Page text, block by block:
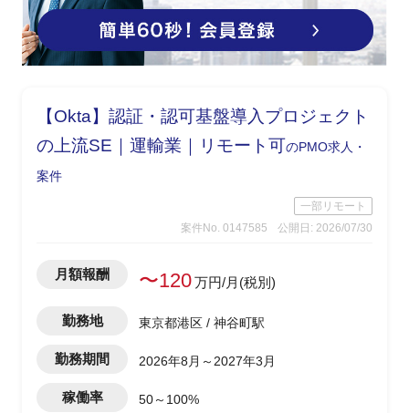
【Okta】認証・認可基盤導入プロジェクト
の上流SE｜運輸業｜リモート可のPMO求人・
案件
一部リモート
案件No. 0147585
公開日: 2026/07/30
月額報酬 〜120万円/月(税別)
勤務地 東京都港区 / 神谷町駅
勤務期間 2026年8月～2027年3月
稼働率 50～100%